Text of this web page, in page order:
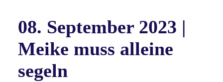
08. September 2023 |
Meike muss alleine
segeln